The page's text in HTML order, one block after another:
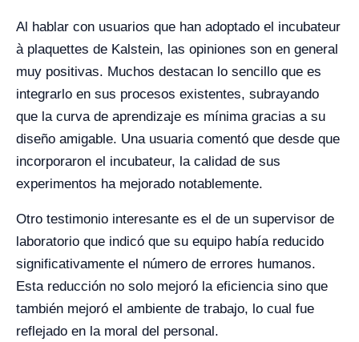
Al hablar con usuarios que han adoptado el incubateur
à plaquettes de Kalstein, las opiniones son en general
muy positivas. Muchos destacan lo sencillo que es
integrarlo en sus procesos existentes, subrayando
que la curva de aprendizaje es mínima gracias a su
diseño amigable. Una usuaria comentó que desde que
incorporaron el incubateur, la calidad de sus
experimentos ha mejorado notablemente.
Otro testimonio interesante es el de un supervisor de
laboratorio que indicó que su equipo había reducido
significativamente el número de errores humanos.
Esta reducción no solo mejoró la eficiencia sino que
también mejoró el ambiente de trabajo, lo cual fue
reflejado en la moral del personal.